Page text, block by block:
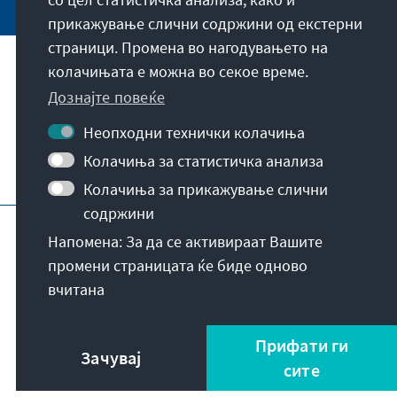
За нашата мисија
Контакт
Други понуди на фондацијата
Импресум
Услови за употреба
Erklärung zur Barrierefreiheit
Barriere melden
© Konrad-Adenauer-Stiftung e.V. 2026
прикажување слични содржини од екстерни
страници. Промена во нагодувањето на
колачињата е можна во секое време.
Дознајте повеќе
Неопходни технички колачиња
Колачиња за статистичка анализа
Колачиња за прикажување слични
содржини
Напомена: За да се активираат Вашите
промени страницата ќе биде одново
вчитана
Зачувај
Прифати ги
сите